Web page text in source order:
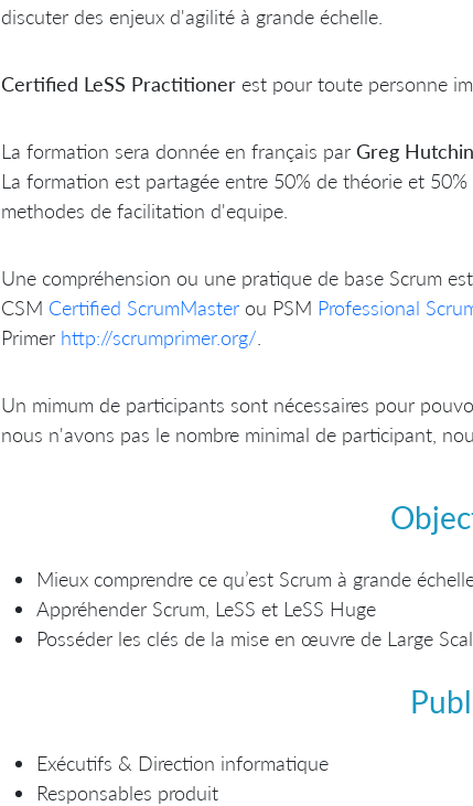
discuter des enjeux d'agilité à grande échelle.
Certified LeSS Practitioner est pour toute personne
La formation sera donnée en français par Greg
La formation est partagée entre 50% de théorie et
methodes de facilitation d'equipe.
Une compréhension ou une pratique de base Scrum
CSM Certified ScrumMaster ou PSM Professional
Primer http://scrumprimer.org/
Un mimum de participants sont nécessaires pour
nous n'avons pas le nombre minimal de participant,
Mieux comprendre ce qu’est Scrum à grande
Appréhender Scrum, LeSS et LeSS Huge
Posséder les clés de la mise en œuvre de Large
Exécutifs & Direction informatique
Responsables produit